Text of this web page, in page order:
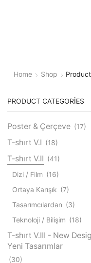
Home Shop
PRODUCT CATEGORIES
Poster & Çerçeve (17)
T-shırt V.I (18)
T-shırt V.II (41)
Dizi / Film (16)
Ortaya Karışık (7)
Tasarımcılardan (3)
Teknoloji / Bilişim (18)
T-shırt V.III - New
Yeni Tasarımlar
(30)